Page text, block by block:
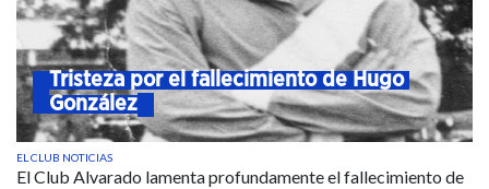
Tristeza por el fallecimiento de Hugo
González
EL CLUB NOTICIAS
El Club Alvarado lamenta profundamente el fallecimiento de